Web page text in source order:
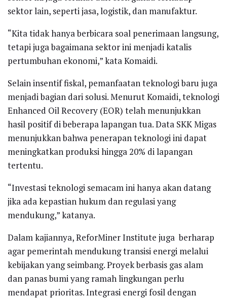
sektor lain, seperti jasa, logistik, dan manufaktur.
“Kita tidak hanya berbicara soal penerimaan langsung,
tetapi juga bagaimana sektor ini menjadi katalis
pertumbuhan ekonomi,” kata Komaidi.
Selain insentif fiskal, pemanfaatan teknologi baru juga
menjadi bagian dari solusi. Menurut Komaidi, teknologi
Enhanced Oil Recovery (EOR) telah menunjukkan
hasil positif di beberapa lapangan tua. Data SKK Migas
menunjukkan bahwa penerapan teknologi ini dapat
meningkatkan produksi hingga 20% di lapangan
tertentu.
“Investasi teknologi semacam ini hanya akan datang
jika ada kepastian hukum dan regulasi yang
mendukung,” katanya.
Dalam kajiannya, ReforMiner Institute juga berharap
agar pemerintah mendukung transisi energi melalui
kebijakan yang seimbang. Proyek berbasis gas alam
dan panas bumi yang ramah lingkungan perlu
mendapat prioritas. Integrasi energi fosil dengan